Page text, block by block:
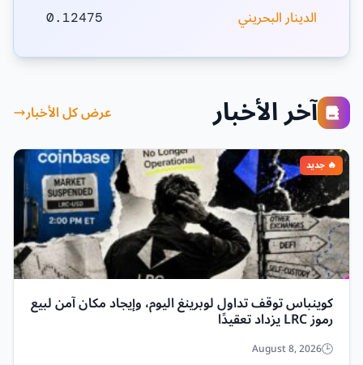
الدينار البحريني 0.12475
آخر الأخبار عرض كل الأخبار
كوينباس توقف تداول لوبرينغ اليوم، وإيجاد مكان آمن لبيع
رموز LRC يزداد تعقيدًا
August 8, 2026